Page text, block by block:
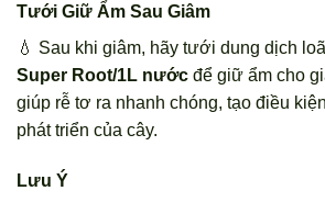
Tưới Giữ Ẩm Sau Giâm
💧 Sau khi giâm, hãy tưới dung dịch
Super Root/1L nước để giữ ẩm cho
giúp rễ tơ ra nhanh chóng, tạo điều
phát triển của cây.
Lưu Ý